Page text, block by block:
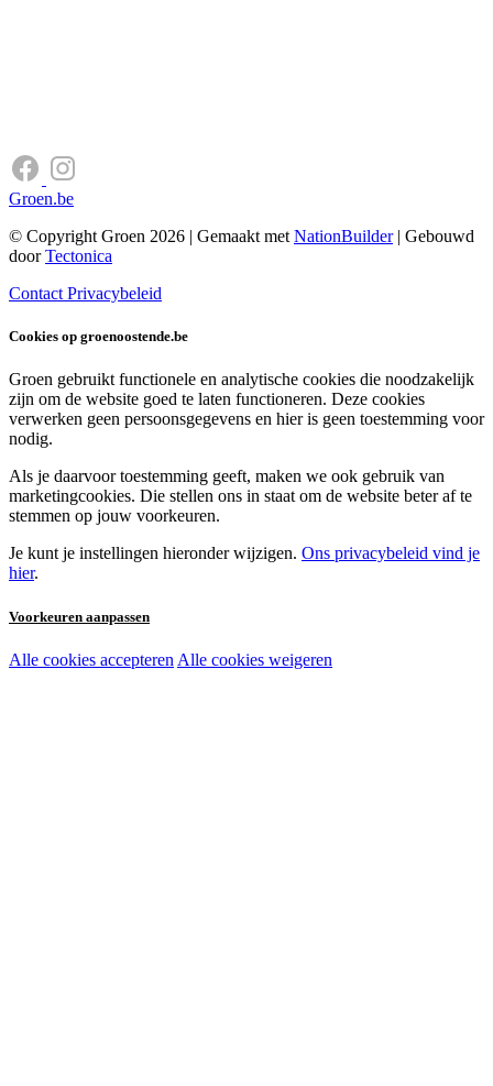
Groen.be
© Copyright Groen 2026 | Gemaakt met NationBuilder| Gebouwd
doorTectonica
Contact Privacybeleid
Cookies op groenoostende.be
Groen gebruikt functionele en analytische cookies die noodzakelijk
zijn om de website goed te laten functioneren. Deze cookies
verwerken geen persoonsgegevens en hier is geen toestemming voor
nodig.
Als je daarvoor toestemming geeft, maken we ook gebruik van
marketingcookies. Die stellen ons in staat om de website beter af te
stemmen op jouw voorkeuren.
Je kunt je instellingen hieronder wijzigen. Ons privacybeleid vind je
hier.
Voorkeuren aanpassen
Noodzakelijke cookies:
Alle cookies accepteren Alle cookies weigeren